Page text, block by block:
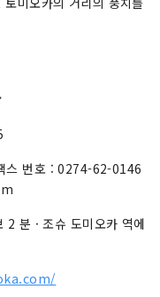
스 번호 : 0274-62-0146
2 분 · 조슈 도미오카 역에